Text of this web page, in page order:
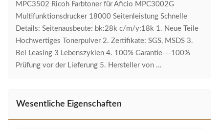
MPC3502 Ricoh Farbtoner für Aficio MPC3002G
Multifunktionsdrucker 18000 Seitenleistung Schnelle
Details: Seitenausbeute: bk:28k c/m/y:18k 1. Neue Teile
Hochwertiges Tonerpulver 2. Zertifikate: SGS, MSDS 3.
Bei Leasing 3 Lebenszyklen 4. 100% Garantie---100%
Prüfung vor der Lieferung 5. Hersteller von ...
Wesentliche Eigenschaften